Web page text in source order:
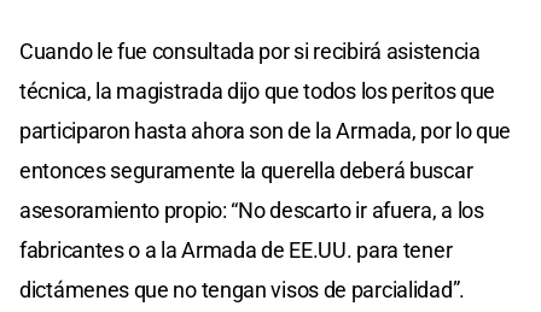
Cuando le fue consultada por si recibirá asistencia
técnica, la magistrada dijo que todos los peritos que
participaron hasta ahora son de la Armada, por lo que
entonces seguramente la querella deberá buscar
asesoramiento propio: “No descarto ir afuera, a los
fabricantes o a la Armada de EE.UU. para tener
dictámenes que no tengan visos de parcialidad”.